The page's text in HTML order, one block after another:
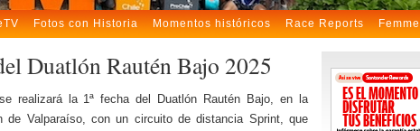
Fotos con Historia Momentos históricos Race Reports Femme
Duatlón Rautén Bajo 2025
realizará la 1ª fecha del Duatlón Rautén Bajo, en la
de Valparaíso, con un circuito de distancia Sprint, que